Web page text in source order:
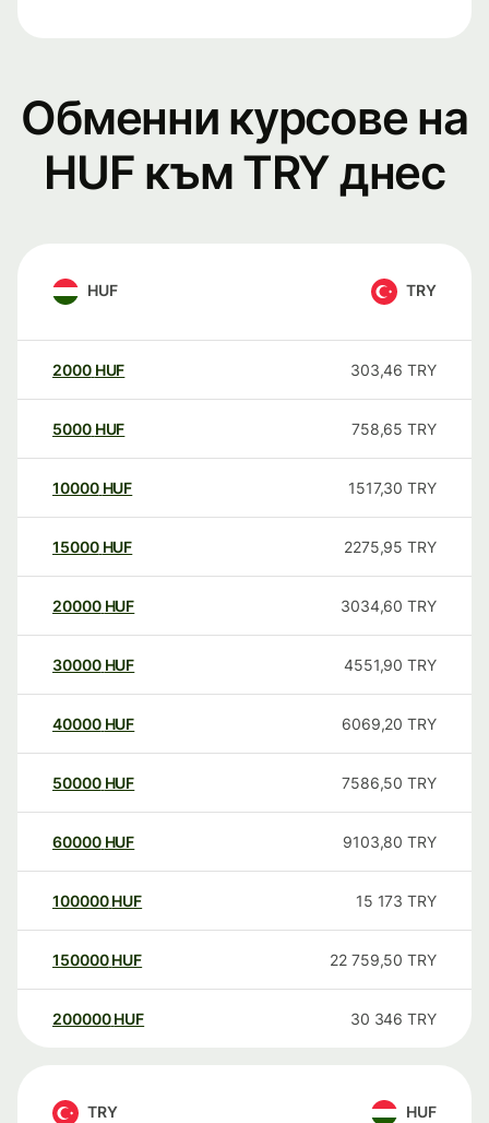
Обменни курсове на
HUF към TRY днес
HUF TRY
2000 HUF 303,46 TRY
5000 HUF 758,65 TRY
10000 HUF 1517,30 TRY
15000 HUF 2275,95 TRY
20000 HUF 3034,60 TRY
30000 HUF 4551,90 TRY
40000 HUF 6069,20 TRY
50000 HUF 7586,50 TRY
60000 HUF 9103,80 TRY
100000 HUF 15 173 TRY
150000 HUF 22 759,50 TRY
200000 HUF 30 346 TRY
TRY HUF